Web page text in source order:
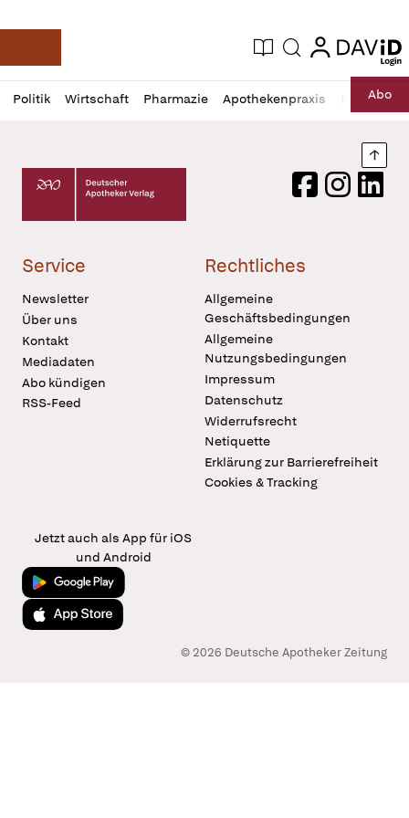
Deutsche Apotheker Zeitung
Aktuelle Ausgabe
Suche login
login
Politik Wirtschaft Pharmazie Apothekenpraxis RechtAbo
Profil
öffnen
Daz
Pur
Deutscher Apotheker Verlag Logo
FacebookInstagram
Service
Newsletter
Über uns
Kontakt
Mediadaten
Abo kündigen
RSS-Feed
Rechtliches
Allgemeine
Geschäftsbedingungen
Allgemeine
Nutzungsbedingungen
Impressum
Datenschutz
Widerrufsrecht
Netiquette
Erklärung zur Barrierefreiheit
Cookies & Tracking
Jetzt auch als App für iOS
und Android
Jetzt bei Google Play
Laden im App Store
© 2026 Deutsche Apotheker Zeitung